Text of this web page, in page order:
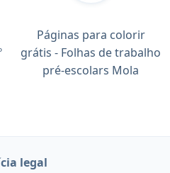
Páginas para colorir
grátis - Folhas de trabalho
pré-escolars Mola
legal